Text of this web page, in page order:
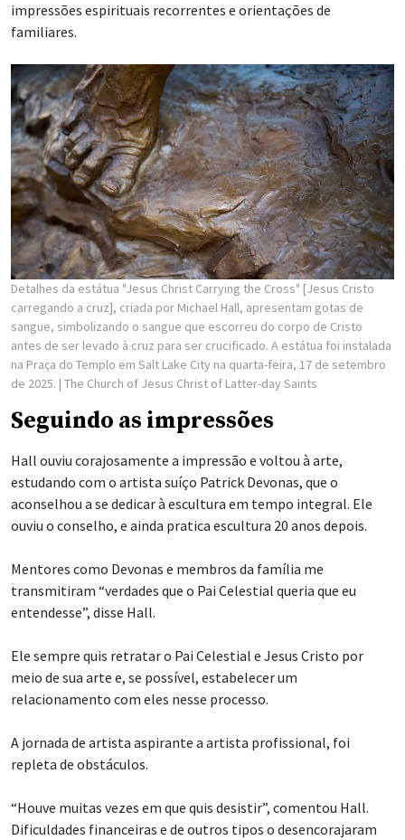
impressões espirituais recorrentes e orientações de
familiares.
Detalhes da estátua "Jesus Christ Carrying the Cross" [Jesus Cristo
carregando a cruz], criada por Michael Hall, apresentam gotas de
sangue, simbolizando o sangue que escorreu do corpo de Cristo
antes de ser levado à cruz para ser crucificado. A estátua foi instalada
na Praça do Templo em Salt Lake City na quarta-feira, 17 de setembro
de 2025. | The Church of Jesus Christ of Latter-day Saints
Seguindo as impressões
Hall ouviu corajosamente a impressão e voltou à arte,
estudando com o artista suíço Patrick Devonas, que o
aconselhou a se dedicar à escultura em tempo integral. Ele
ouviu o conselho, e ainda pratica escultura 20 anos depois.
Mentores como Devonas e membros da família me
transmitiram “verdades que o Pai Celestial queria que eu
entendesse”, disse Hall.
Ele sempre quis retratar o Pai Celestial e Jesus Cristo por
meio de sua arte e, se possível, estabelecer um
relacionamento com eles nesse processo.
A jornada de artista aspirante a artista profissional, foi
repleta de obstáculos.
“Houve muitas vezes em que quis desistir”, comentou Hall.
Dificuldades financeiras e de outros tipos o desencorajaram